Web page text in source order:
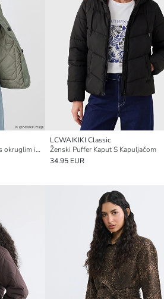
Ženska prošivena puffer jakna s okruglim izrezom
LCWAIKIKI Classic
Ženski Puffer Kaput S Kapuljačom
34.95 EUR